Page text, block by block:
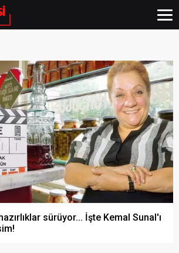
sürüyor... İşte Kemal Sunal'ı